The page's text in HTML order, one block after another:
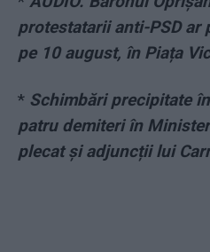
protestatarii anti-PSD ar
pe 10 august, în Piața
* Schimbări precipitate
patru demiteri în
plecat și adjuncții lui